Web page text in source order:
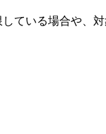
ている場合や、